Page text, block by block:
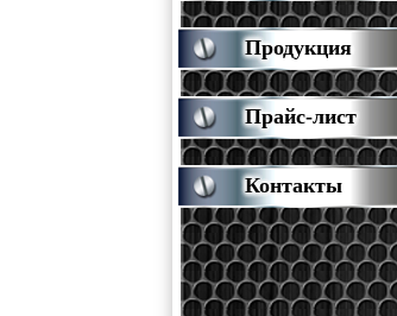
Продукция
Прайс-лист
Контакты